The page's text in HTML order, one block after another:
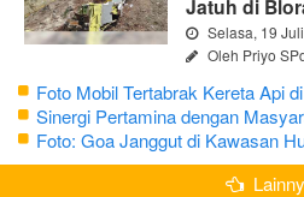
Jatuh di
Selasa, 19
Oleh Priyo
Foto Mobil Tertabrak Kereta Api
Sinergi Pertamina dengan
Foto: Goa Janggut di Kawasan
Bojonegoro